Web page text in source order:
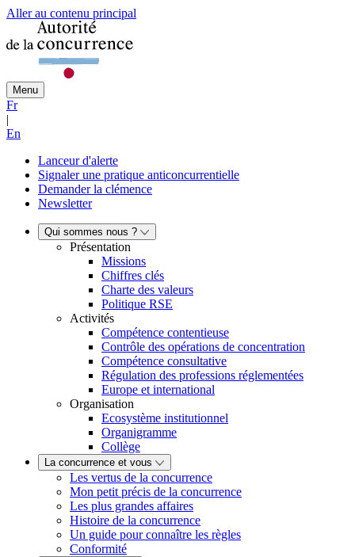
Aller au contenu principal
Menu
Fr
|
En
Lanceur d'alerte
Signaler une pratique anticoncurrentielle
Demander la clémence
Newsletter
Qui sommes nous ?
Présentation
Missions
Chiffres clés
Charte des valeurs
Politique RSE
Activités
Compétence contentieuse
Contrôle des opérations de concentration
Compétence consultative
Régulation des professions réglementées
Europe et international
Organisation
Ecosystème institutionnel
Organigramme
Collège
La concurrence et vous
Les vertus de la concurrence
Mon petit précis de la concurrence
Les plus grandes affaires
Histoire de la concurrence
Un guide pour connaître les règles
Conformité